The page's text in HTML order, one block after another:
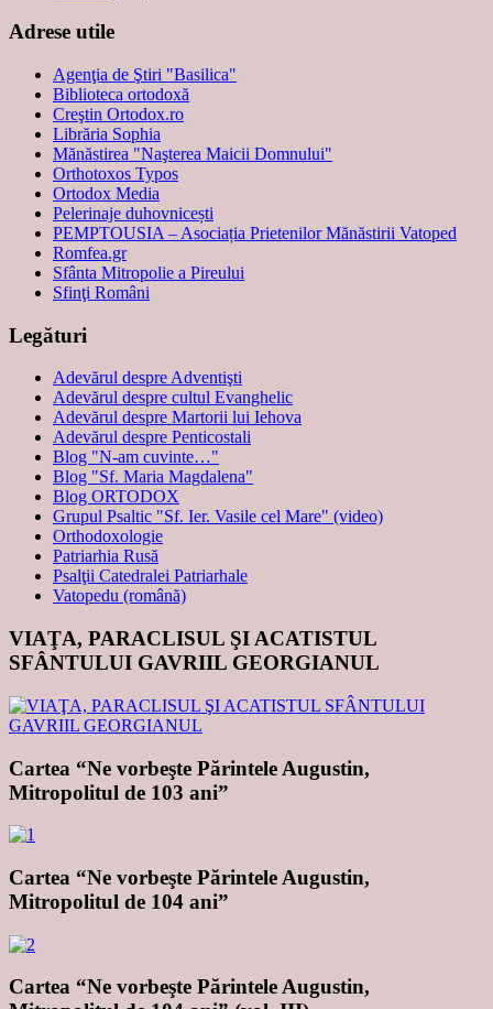
Adrese utile
Agenţia de Ştiri "Basilica"
Biblioteca ortodoxă
Creştin Ortodox.ro
Librăria Sophia
Mănăstirea "Naşterea Maicii Domnului"
Orthotoxos Typos
Ortodox Media
Pelerinaje duhovnicești
PEMPTOUSIA – Asociația Prietenilor Mănăstirii Vatoped
Romfea.gr
Sfânta Mitropolie a Pireului
Sfinţi Români
Legături
Adevărul despre Adventişti
Adevărul despre cultul Evanghelic
Adevărul despre Martorii lui Iehova
Adevărul despre Penticostali
Blog "N-am cuvinte…"
Blog "Sf. Maria Magdalena"
Blog ORTODOX
Grupul Psaltic "Sf. Ier. Vasile cel Mare" (video)
Orthodoxologie
Patriarhia Rusă
Psalţii Catedralei Patriarhale
Vatopedu (română)
VIAŢA, PARACLISUL ŞI ACATISTUL
SFÂNTULUI GAVRIIL GEORGIANUL
Cartea “Ne vorbeşte Părintele Augustin,
Mitropolitul de 103 ani”
Cartea “Ne vorbeşte Părintele Augustin,
Mitropolitul de 104 ani”
Cartea “Ne vorbeşte Părintele Augustin,